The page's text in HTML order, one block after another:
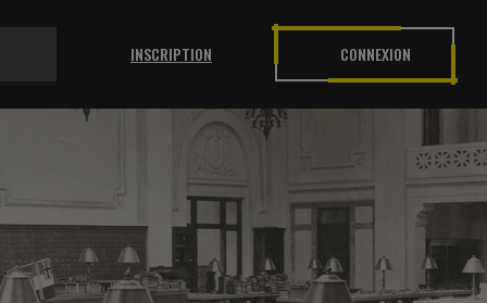
INSCRIPTION CONNEXION